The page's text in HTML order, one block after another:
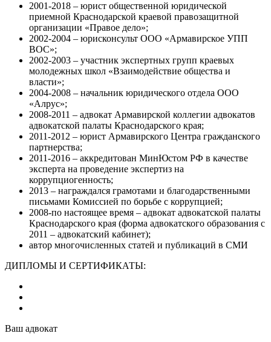
2001-2018 – юрист общественной юридической
приемной Краснодарской краевой правозащитной
организации «Правое дело»;
2002-2004 – юрисконсульт ООО «Армавирское УПП
ВОС»;
2002-2003 – участник экспертных групп краевых
молодежных школ «Взаимодействие общества и
власти»;
2004-2008 – начальник юридического отдела ООО
«Алрус»;
2008-2011 – адвокат Армавирской коллегии адвокатов
адвокатской палаты Краснодарского края;
2011-2012 – юрист Армавирского Центра гражданского
партнерства;
2011-2016 – аккредитован МинЮстом РФ в качестве
эксперта на проведение экспертиз на
коррупциогенность;
2013 – награждался грамотами и благодарственными
письмами Комиссией по борьбе с коррупцией;
2008-по настоящее время – адвокат адвокатской палаты
Краснодарского края (форма адвокатского образования с
2011 – адвокатский кабинет);
автор многочисленных статей и публикаций в СМИ
ДИПЛОМЫ И СЕРТИФИКАТЫ:
Ваш адвокат